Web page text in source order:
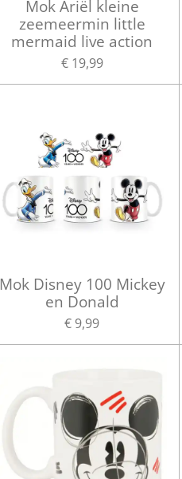
Mok Ariël kleine
zeemeermin little
mermaid live action
€ 19,99
Mok Disney 100 Mickey
en Donald
€ 9,99